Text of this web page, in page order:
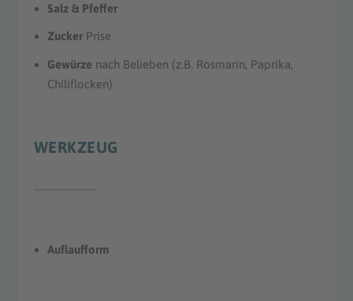
Salz & Pfeffer
ZuckerPrise
Gewürze nach Belieben (z.B. Rosmarin, Paprika,
Chiliflocken)
WERKZEUG
Auflaufform